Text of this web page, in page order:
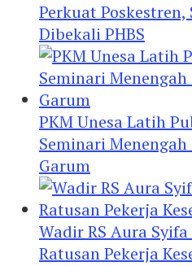
Perkuat
Dibekali PHBS
PKM Unesa Latih
Seminari
Garum
Wadir RS Aura
Ratusan Pekerja